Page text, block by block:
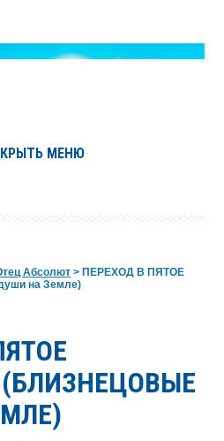
МЕНЮ
Абсолют >ПЕРЕХОД В ПЯТОЕ
на Земле)